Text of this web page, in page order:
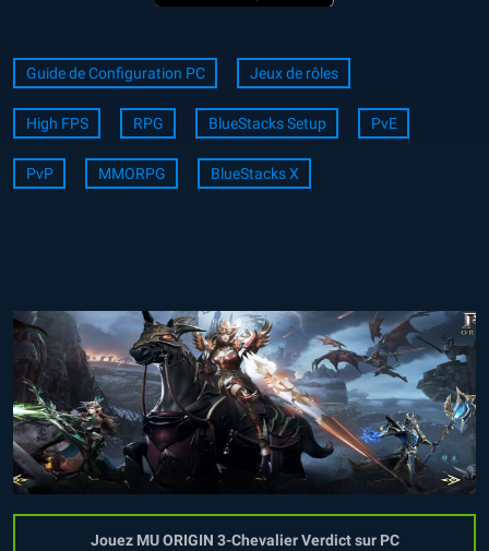
Guide de Configuration PC Jeux de rôles
High FPS RPG BlueStacks Setup PvE
PvP MMORPG BlueStacks X
Jouez MU ORIGIN 3-Chevalier Verdict sur PC